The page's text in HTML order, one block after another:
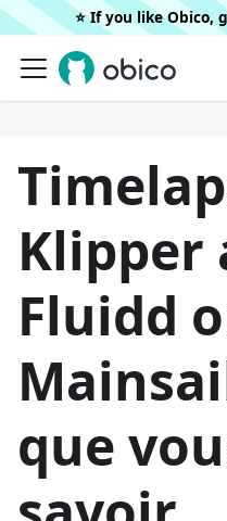
⭐️ If you like Obico,
Klipper
Fluidd
que